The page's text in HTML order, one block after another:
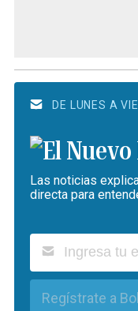
DE LUNES A
Las noticias
directa para
Regístrate a